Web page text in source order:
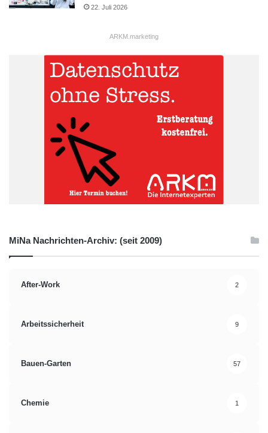
22. Juli 2026
ARKM.marketing
MiNa Nachrichten-Archiv: (seit 2009)
After-Work 2
Arbeitssicherheit 9
Bauen-Garten 57
Chemie 1